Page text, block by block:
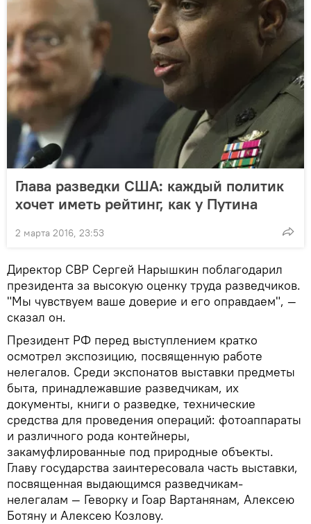
Глава разведки США: каждый политик
хочет иметь рейтинг, как у Путина
2 марта 2016, 23:53
Директор СВР Сергей Нарышкин поблагодарил
президента за высокую оценку труда разведчиков.
"Мы чувствуем ваше доверие и его оправдаем", —
сказал он.
Президент РФ перед выступлением кратко
осмотрел экспозицию, посвященную работе
нелегалов. Среди экспонатов выставки предметы
быта, принадлежавшие разведчикам, их
документы, книги о разведке, технические
средства для проведения операций: фотоаппараты
и различного рода контейнеры,
закамуфлированные под природные объекты.
Главу государства заинтересовала часть выставки,
посвященная выдающимся разведчикам-
нелегалам — Геворку и Гоар Вартанянам, Алексею
Ботяну и Алексею Козлову.